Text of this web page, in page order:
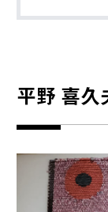
平野 喜久